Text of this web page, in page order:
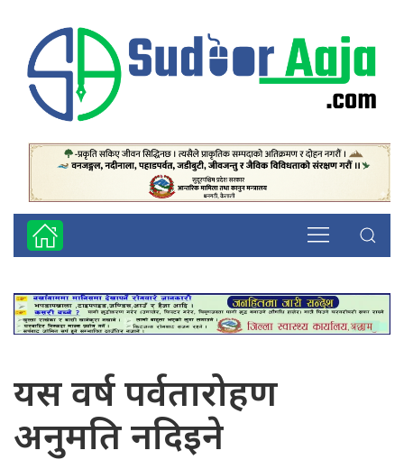
यस वर्ष पर्वतारोहण
अनुमति नदिइने